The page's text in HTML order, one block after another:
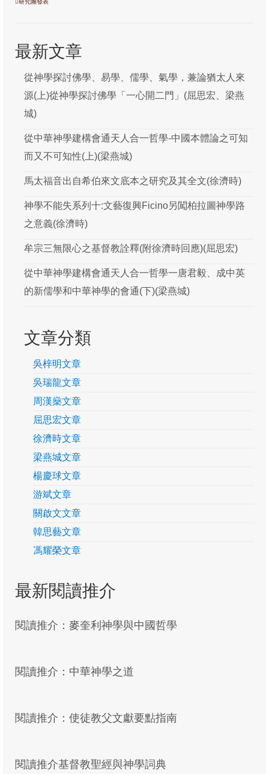
最新文章
從神學探討佛學、易學、儒學、氣學，兼論猶太人來
源(上)從神學探討佛學「一心開二門」(屈思宏、梁燕
城)
從中華神學建構會通天人合一哲學-中國本體論之可知
而又不可知性(上)(梁燕城)
馬太福音出自希伯來文底本之研究及其全文(徐濟時)
神學不能失系列十:文藝復興Ficino另闖柏拉圖神學路
之意義(徐濟時)
牟宗三無限心之基督教詮釋(附徐濟時回應)(屈思宏)
從中華神學建構會通天人合一哲學一唐君毅、成中英
的新儒學和中華神學的會通(下)(梁燕城)
文章分類
吳梓明文章
吳瑞龍文章
周漢燊文章
屈思宏文章
徐濟時文章
梁燕城文章
楊慶球文章
游斌文章
關啟文文章
韓思藝文章
馮耀榮文章
最新閱讀推介
閱讀推介：麥奎利神學與中國哲學
閱讀推介：中華神學之道
閱讀推介：使徒教父文獻要點指南
閱讀推介基督教聖經與神學詞典